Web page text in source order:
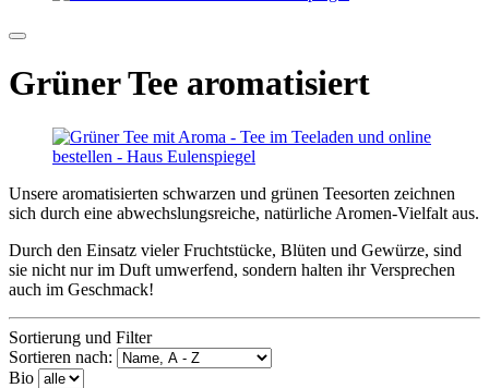
Grüner Tee aromatisiert
Unsere aromatisierten schwarzen und grünen Teesorten zeichnen
sich durch eine abwechslungsreiche, natürliche Aromen-Vielfalt aus.
Durch den Einsatz vieler Fruchtstücke, Blüten und Gewürze, sind
sie nicht nur im Duft umwerfend, sondern halten ihr Versprechen
auch im Geschmack!
Sortierung und Filter
Sortieren nach:
Bio